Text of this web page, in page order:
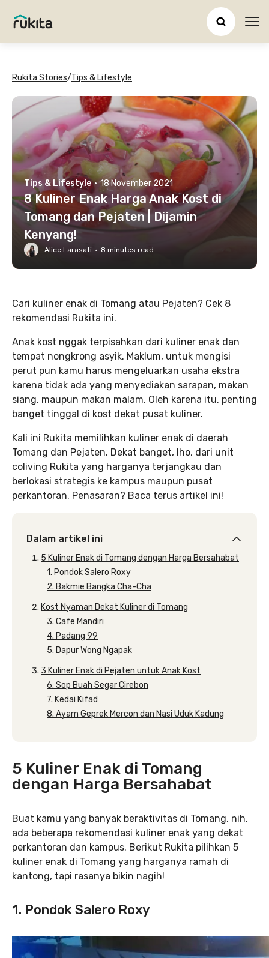
Rukita Stories/Tips & Lifestyle
Tips & Lifestyle · 18 November 2021
8 Kuliner Enak Harga Anak Kost di
Tomang dan Pejaten | Dijamin
Kenyang!
Alice Larasati · 8 minutes read
Cari kuliner enak di Tomang atau Pejaten? Cek 8
rekomendasi Rukita ini.
Anak kost nggak terpisahkan dari kuliner enak dan
tempat nongkrong asyik. Maklum, untuk mengisi
perut pun kamu harus mengeluarkan usaha ekstra
karena tidak ada yang menyediakan sarapan, makan
siang, maupun makan malam. Oleh karena itu, penting
banget tinggal di kost dekat pusat kuliner.
Kali ini Rukita memilihkan kuliner enak di daerah
Tomang dan Pejaten. Dekat banget, lho, dari unit
coliving Rukita yang harganya terjangkau dan
berlokasi strategis ke kampus maupun pusat
perkantoran. Penasaran? Baca terus artikel ini!
Dalam artikel ini
5 Kuliner Enak di Tomang dengan Harga Bersahabat
1. Pondok Salero Roxy
2. Bakmie Bangka Cha-Cha
Kost Nyaman Dekat Kuliner di Tomang
3. Cafe Mandiri
4. Padang 99
5. Dapur Wong Ngapak
3 Kuliner Enak di Pejaten untuk Anak Kost
6. Sop Buah Segar Cirebon
7. Kedai Kifad
8. Ayam Geprek Mercon dan Nasi Uduk Kadung
5 Kuliner Enak di Tomang
dengan Harga Bersahabat
Buat kamu yang banyak beraktivitas di Tomang, nih,
ada beberapa rekomendasi kuliner enak yang dekat
perkantoran dan kampus. Berikut Rukita pilihkan 5
kuliner enak di Tomang yang harganya ramah di
kantong, tapi rasanya bikin nagih!
1. Pondok Salero Roxy